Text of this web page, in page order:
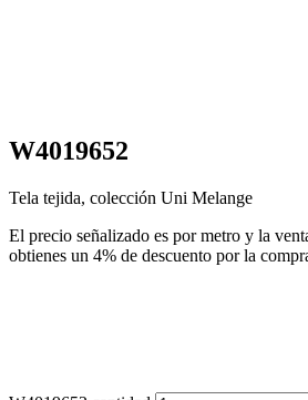
W4019652
Tela tejida, colección Uni Melange
El precio señalizado es por metro y la
obtienes un 4% de descuento por la